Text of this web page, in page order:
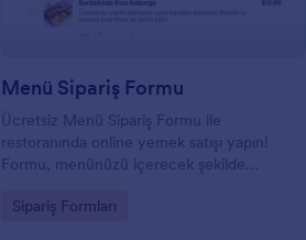
Menü Sipariş Formu
Ücretsiz Menü Sipariş Formu ile
restoranında online yemek satışı yapın!
Formu, menünüzü içerecek şekilde
yükleyin, bir ödeme ağ geçidi ile entegre
Go to Category:
Sipariş Formları